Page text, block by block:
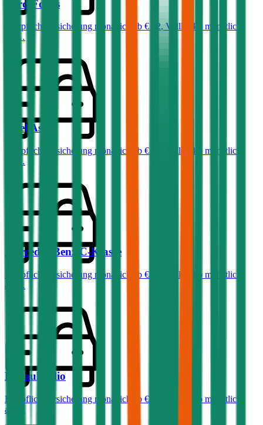
Ford Focus
Haftpflichtversicherung monatlich ab € 32, Vollkasko monatlich
ab …
Opel Astra
Haftpflichtversicherung monatlich ab € 36
Vollkasko monatlich
ab …
Mercedes-Benz C-Klasse
Haftpflichtversicherung monatlich ab € 99
Vollkasko monatlich
ab …
Renault Clio
Haftpflichtversicherung monatlich ab € 30
Vollkasko monatlich
ab …